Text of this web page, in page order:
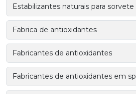
Estabilizantes naturais para sorvete
Fabrica de antioxidantes
Fabricantes de antioxidantes
Fabricantes de antioxidantes em sp